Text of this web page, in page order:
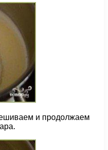
и продолжаем